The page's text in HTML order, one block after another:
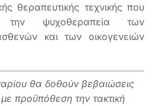
θεραπευτικής τεχνικής που
την ψυχοθεραπεία των
και των οικογενειών
θα δοθούν βεβαιώσεις
προϋπόθεση την τακτική